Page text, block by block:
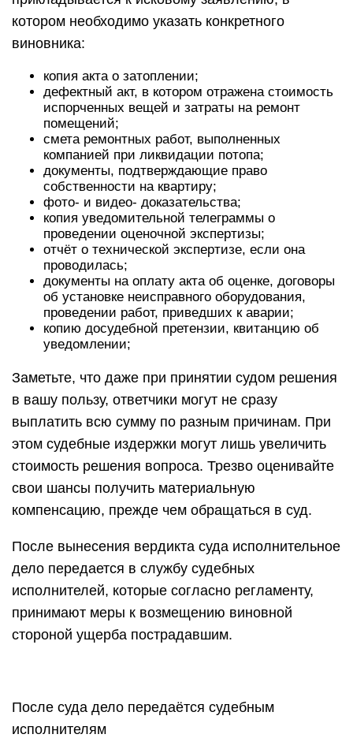
котором необходимо указать конкретного
виновника:
копия акта о затоплении;
дефектный акт, в котором отражена стоимость
испорченных вещей и затраты на ремонт
помещений;
смета ремонтных работ, выполненных
компанией при ликвидации потопа;
документы, подтверждающие право
собственности на квартиру;
фото- и видео- доказательства;
копия уведомительной телеграммы о
проведении оценочной экспертизы;
отчёт о технической экспертизе, если она
проводилась;
документы на оплату акта об оценке, договоры
об установке неисправного оборудования,
проведении работ, приведших к аварии;
копию досудебной претензии, квитанцию об
уведомлении;
Заметьте, что даже при принятии судом решения
в вашу пользу, ответчики могут не сразу
выплатить всю сумму по разным причинам. При
этом судебные издержки могут лишь увеличить
стоимость решения вопроса. Трезво оценивайте
свои шансы получить материальную
компенсацию, прежде чем обращаться в суд.
После вынесения вердикта суда исполнительное
дело передается в службу судебных
исполнителей, которые согласно регламенту,
принимают меры к возмещению виновной
стороной ущерба пострадавшим.
После суда дело передаётся судебным
исполнителям